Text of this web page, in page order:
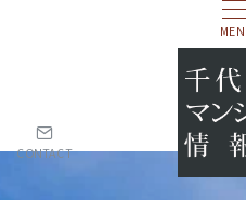
CONTACT